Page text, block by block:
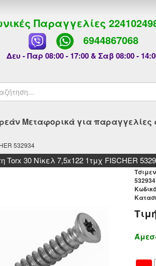
Παραγγελίες
6944867068
Δευ - Παρ 08:00 - 17:00 & Σαβ 08:00 -
Μεταφορικά για παραγγελίες
532934
Torx 30 Νίκελ 7,5x122 1τμχ FISCHER
532934